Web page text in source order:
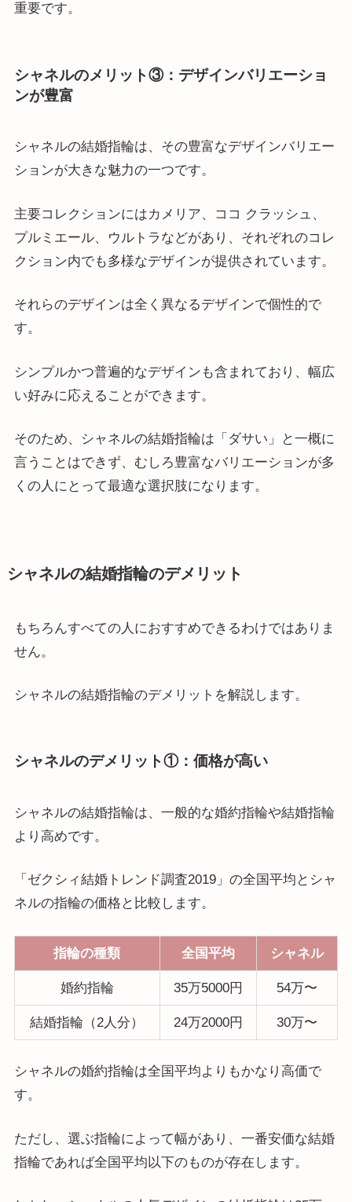
重要です​​。
シャネルのメリット③：デザインバリエーショ
ンが豊富
シャネルの結婚指輪は、その豊富なデザインバリエー
ションが大きな魅力の一つです。
主要コレクションにはカメリア、ココ クラッシュ、
プルミエール、ウルトラなどがあり、それぞれのコレ
クション内でも多様なデザインが提供されています。
それらのデザインは全く異なるデザインで個性的で
す。
シンプルかつ普遍的なデザインも含まれており、幅広
い好みに応えることができます。
そのため、シャネルの結婚指輪は「ダサい」と一概に
言うことはできず、むしろ豊富なバリエーションが多
くの人にとって最適な選択肢になります​​。
シャネルの結婚指輪のデメリット
もちろんすべての人におすすめできるわけではありま
せん。
シャネルの結婚指輪のデメリットを解説します。
シャネルのデメリット①：価格が高い
シャネルの結婚指輪は、一般的な婚約指輪や結婚指輪
より高めです。
「ゼクシィ結婚トレンド調査2019」の全国平均とシャ
ネルの指輪の価格と比較します。
指輪の種類 全国平均 シャネル
婚約指輪 35万5000円 54万〜
結婚指輪（2人分） 24万2000円 30万〜
シャネルの婚約指輪は全国平均よりもかなり高価で
す。
ただし、選ぶ指輪によって幅があり、一番安価な結婚
指輪であれば全国平均以下のものが存在します。